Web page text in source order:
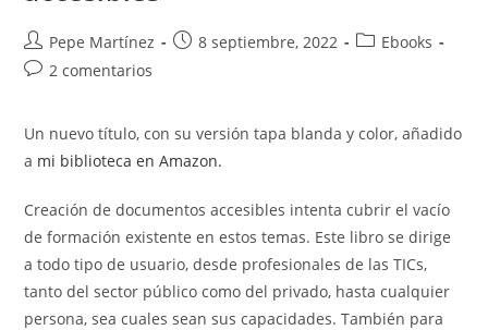
Autor
de
Pepe Martínez
Publicación
8 septiembre, 2022
Categoría
Ebooks
Comentarios
entrada:
2 comentarios
Un nuevo título, con su versión tapa blanda y color, añadido
a mi biblioteca en Amazon.
Creación de documentos accesibles intenta cubrir el vacío
de formación existente en estos temas. Este libro se dirige
a todo tipo de usuario, desde profesionales de las TICs,
tanto del sector público como del privado, hasta cualquier
persona, sea cuales sean sus capacidades. También para